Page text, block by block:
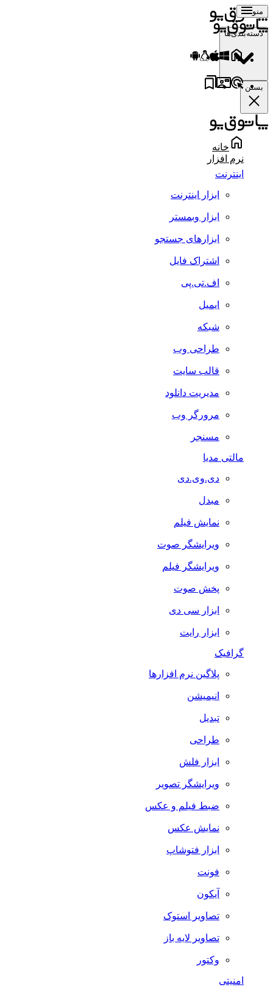
منو
دسته‌بندی‌ها
بستن
خانه
نرم افزار
اینترنت
ابزار اینترنت
ابزار وبمستر
ابزارهای جستجو
اشتراک فایل
اف.تی.پی
ایمیل
شبکه
طراحی وب
قالب سایت
مدیریت دانلود
مرورگر وب
مسنجر
مالتی مدیا
دی.وی.دی
مبدل
نمایش فیلم
ویرایشگر صوت
ویرایشگر فیلم
پخش صوت
ابزار سی دی
ابزار رایت
گرافیک
پلاگین نرم افزارها
انیمیشن
تبدیل
طراحی
ابزار فلش
ویرایشگر تصویر
ضبط فيلم و عكس
نمایش عکس
ابزار فتوشاپ
فونت
آیکون
تصاویر استوک
تصاویر لایه باز
وکتور
امنیتی